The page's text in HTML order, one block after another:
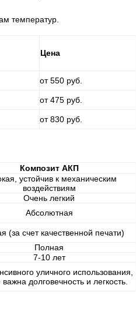
температур.
Цена
от 550 руб.
от 475 руб.
от 830 руб.
Композит АКП
устойчив к механическим
воздействиям
Очень легкий
Абсолютная
(за счет качественной печати)
Полная
7-10 лет
уличного использования,
важна долговечность и легкость.